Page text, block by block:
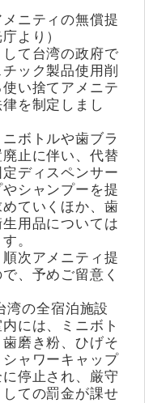
ニティの無償提
より）
て台湾の政府で
ック製品使用削
い捨てアメニテ
を制定しまし
ボトルや歯ブラ
止に伴い、代替
ディスペンサー
シャンプーを提
ていくほか、歯
用品については
。
次アメニティ提
、予めご留意く
湾の全宿泊施設
には、ミニボト
磨き粉、ひげそ
ャワーキャップ
停止され、厳守
ての罰金が課せ